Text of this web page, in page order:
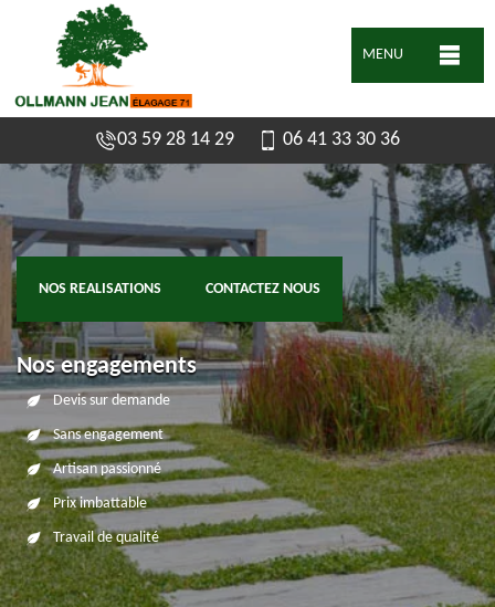
MENU
03 59 28 14 29 06 41 33 30 36
NOS REALISATIONS CONTACTEZ NOUS
Nos engagements
Devis sur demande
Sans engagement
Artisan passionné
Prix imbattable
Travail de qualité